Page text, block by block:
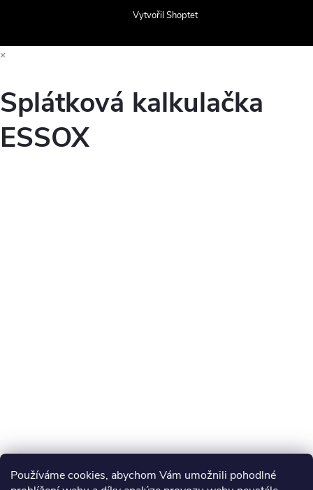
Používáme cookies, abychom Vám umožnili pohodlné
Vytvořil Shoptet
×
Splátková kalkulačka
ESSOX